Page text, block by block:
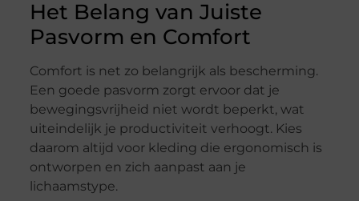
Het Belang van Juiste
Pasvorm en Comfort
Comfort is net zo belangrijk als bescherming.
Een goede pasvorm zorgt ervoor dat je
bewegingsvrijheid niet wordt beperkt, wat
uiteindelijk je productiviteit verhoogt. Kies
daarom altijd voor kleding die ergonomisch is
ontworpen en zich aanpast aan je
lichaamstype.